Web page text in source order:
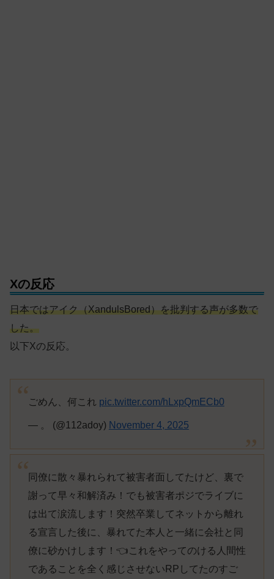
Xの反応
日本ではアイク（XandulsBored）を批判する声が多数で
した。
以下Xの反応。
ごめん、何これ pic.twitter.com/hLxpQmECb0
— 。 (@112adoy) November 4, 2025
同僚に散々暴れられて被害者面してたけど、裏で
謝って早々和解済み！でも被害者ポジでライブに
は出て涙流します！突然卒業してネットから離れ
る宣言した後に、暴れてた本人と一緒に会社と同
僚に砂かけします！👈これをやってのける人間性
であることを全く感じさせないRPしてたのすご